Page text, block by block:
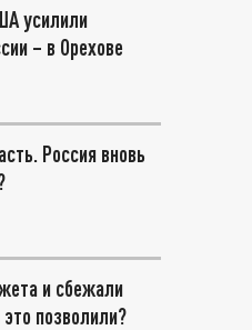
усилили
– в Орехове
Россия вновь
и сбежали
позволили?